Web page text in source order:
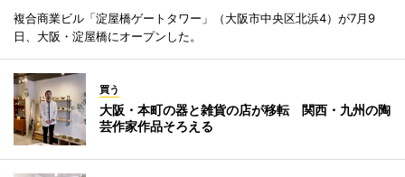
複合商業ビル「淀屋橋ゲートタワー」（大阪市中央区北浜4）が7月9
日、大阪・淀屋橋にオープンした。
買う
大阪・本町の器と雑貨の店が移転 関西・九州の陶
芸作家作品そろえる